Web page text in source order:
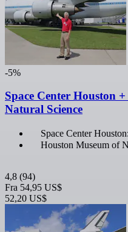
-5%
Space Center Houston
Natural Science
Space Center
Houston Museum of
4,8 (94)
Fra 54,95 US$
52,20 US$